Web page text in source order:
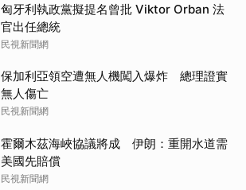
匈牙利執政黨擬提名曾批 Viktor Orban 法
官出任總統
民視新聞網
保加利亞領空遭無人機闖入爆炸 總理證實
無人傷亡
民視新聞網
霍爾木茲海峽協議將成 伊朗：重開水道需
美國先賠償
民視新聞網